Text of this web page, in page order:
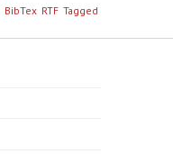
BibTex RTF Tagged